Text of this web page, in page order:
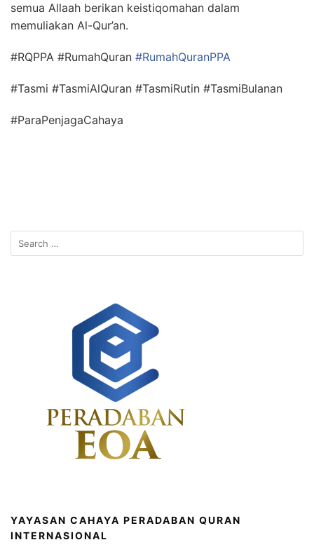
semua Allaah berikan keistiqomahan dalam
memuliakan Al-Qur’an.
#RQPPA #RumahQuran #RumahQuranPPA
#Tasmi #TasmiAlQuran #TasmiRutin #TasmiBulanan
#ParaPenjagaCahaya
Search
for:
YAYASAN CAHAYA PERADABAN QURAN
INTERNASIONAL